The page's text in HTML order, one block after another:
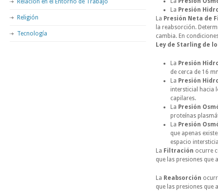
La Presión
La Presión Neta de
la reabsorción.
cambia. En
Ley de Starling de
La Presión
de cerca de 16
La Presión
intersticial hacia
capilares.
La Presión
proteínas
La Presión
que apenas
espacio
La Filtración ocurre
que las presiones que
La Reabsorción
que las presiones que
Relación en el Entorno de Trabajo
Religión
Tecnología